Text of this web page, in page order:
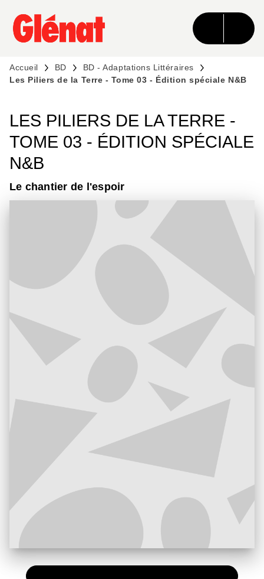
MENU RECHERCHE CONTENU
PIED DE PAGE
Accueil BD
BD - Adaptations Littéraires
Les Piliers de la Terre - Tome 03 - Édition spéciale N&B
LES PILIERS DE LA TERRE -
TOME 03 - ÉDITION SPÉCIALE
N&B
Le chantier de l'espoir